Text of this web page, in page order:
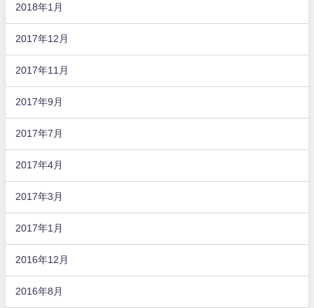
2018年1月
2017年12月
2017年11月
2017年9月
2017年7月
2017年4月
2017年3月
2017年1月
2016年12月
2016年8月